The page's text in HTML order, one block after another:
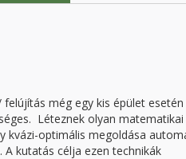
még egy kis épület esetén
Léteznek olyan matematikai
kvázi-optimális megoldása
kutatás célja ezen technikák